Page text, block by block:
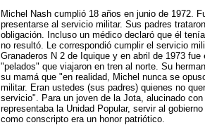
Michel Nash cumplió 18 años en junio de 1972.
presentarse al servicio militar. Sus padres
obligación. Incluso un médico declaró que él
no resultó. Le correspondió cumplir el servicio
Granaderos N 2 de Iquique y en abril de 1973
"pelados" que viajaron en tren al norte. Su
su mamá que "en realidad, Michel nunca se
militar. Eran ustedes (sus padres) quienes no
servicio". Para un joven de la Jota, alucinado
representaba la Unidad Popular, servir al
como conscripto era un honor patriótico.